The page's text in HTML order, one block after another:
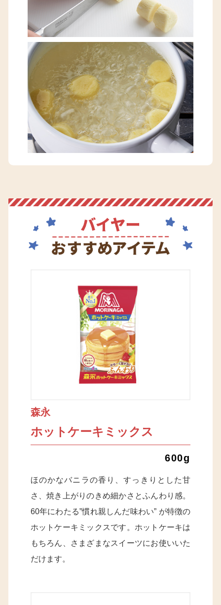
森永
ホットケーキミックス
600g
ほのかなバニラの香り、すっきりとした甘
さ、焼き上がりのきめ細かさとふんわり感。
60年にわたる”慣れ親しんだ味わい” が特徴の
ホットケーキミックスです。ホットケーキは
もちろん、さまざまなスイーツにお使いいた
だけます。